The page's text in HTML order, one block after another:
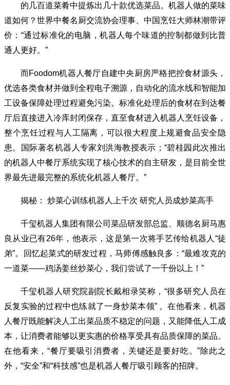
的几百道菜肴中提炼出几十款优选菜品。机器人做的菜味
道如何？世界中餐名厨交流协会理事、中国烹饪大师林潮带评
价：“通过标准化的电脑，机器人每个味道的控制都做到比普
通人更好。”
而Foodom机器人餐厅自建中央厨房严格把控食材源头，
优选各类食材并做到全程电子溯源，自动化的流水线和智能加
工设备保障处理过程避免污染。标准化处理后的食材在到达餐
厅后直接进入冷库封闭保存，直至食材进入机器人烹饪设备，
整个烹饪过程与人工隔离，可以很大程度上规避食品安全隐
患。国际著名机器人专家刘洪海教授表示；“碧桂园此次推出
的机器人中餐厅系统实现了核心技术的自主研发，是目前全世
界最先进最完整的系统化机器人餐厅。”
揭秘： 炒菜心训练机器人上千次 研究人员成炒菜高手
千玺机器人集团有限公司菜品研发部总监、顺德名厨马惠
良从业已有26年，他表示，这是第一次将手艺传给机器人“徒
弟”。回忆起菜式的研发过程，马师傅感触良多：“最难攻克的
一道菜——鸡汤姜丝炒菜心，我们尝试了一千份以上！”
千玺机器人研究院副院长戴相录笑称，“很多研究人员在
反复实验的过程中也练就了一身炒菜本领” 。在他看来，机器
人餐厅既能解决人工出菜品质不稳定的问题，又能降低人工成
本，让消费者能够以更实惠的价格享受具有品质保障的菜品。
在他看来，“餐厅要吸引消费者，关键还是要好吃。”除此之
外，“安全”和“科技感”也是机器人餐厅吸引顾客的招牌。